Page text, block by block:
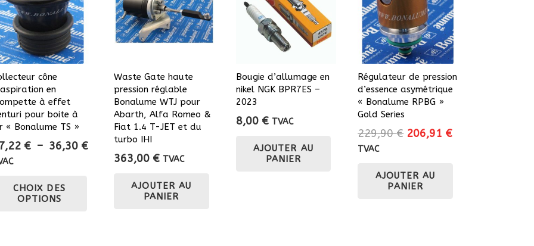
cône
en
à effet
pour boite à
« Bonalume TS »
€ – 36,30 €Plage
CHOIX DES
OPTIONS
Waste Gate haute
pression réglable
Bonalume WTJ pour
Abarth, Alfa Romeo &
Fiat 1.4 T-JET et du
turbo IHI
363,00 € TVAC
AJOUTER AU
PANIER
Bougie d’allumage en
nikel NGK BPR7ES –
2023
8,00 € TVAC
AJOUTER AU
PANIER
Régulateur de pression
d’essence asymétrique
« Bonalume RPBG »
Gold Series
229,90€ Le
était :
229,90 €.
206,91 €Le
TVAC
AJOUTER AU
PANIER